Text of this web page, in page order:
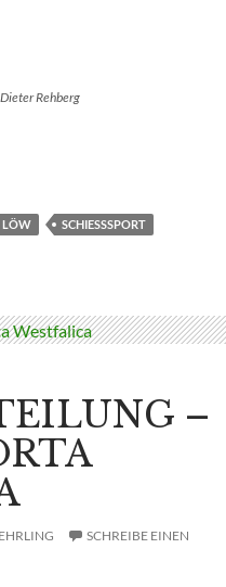
Rehberg
LÖW
SCHIESSSPORT
–
SCHREIBE EINEN